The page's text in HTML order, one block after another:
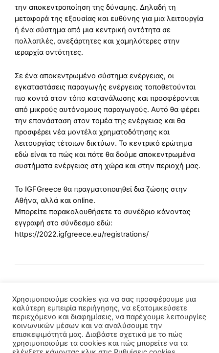
την αποκεντροποίηση της δύναμης. Δηλαδή τη
μεταφορά της εξουσίας και ευθύνης για μια λειτουργία
ή ένα σύστημα από μια κεντρική οντότητα σε
πολλαπλές, ανεξάρτητες και χαμηλότερες στην
ιεραρχία οντότητες.
Σε ένα αποκεντρωμένο σύστημα ενέργειας, οι
εγκαταστάσεις παραγωγής ενέργειας τοποθετούνται
πιο κοντά στον τόπο κατανάλωσης και προσφέρονται
από μικρούς αυτόνομους παραγωγούς. Αυτό θα φέρει
την επανάσταση στον τομέα της ενέργειας και θα
προσφέρει νέα μοντέλα χρηματοδότησης και
λειτουργίας τέτοιων δικτύων. Το κεντρικό ερώτημα
εδώ είναι το πώς και πότε θα δούμε αποκεντρωμένα
συστήματα ενέργειας στη χώρα και στην περιοχή μας.
Το IGFGreece θα πραγματοποιηθεί δια ζώσης στην
Αθήνα, αλλά και online.
Μπορείτε παρακολουθήσετε το συνέδριο κάνοντας
εγγραφή στο σύνδεσμο εδώ:
https://2022.igfgreece.eu/registrations/
Χρησιμοποιούμε cookies για να σας προσφέρουμε μια
καλύτερη εμπειρία περιήγησης, να εξατομικεύσετε
περιεχόμενο και διαφημίσεις, να παρέχουμε λειτουργίες
κοινωνικών μέσων και να αναλύσουμε την
επισκεψιμότητά μας. Διαβάστε σχετικά με το πώς
χρησιμοποιούμε τα cookies και πώς μπορείτε να τα